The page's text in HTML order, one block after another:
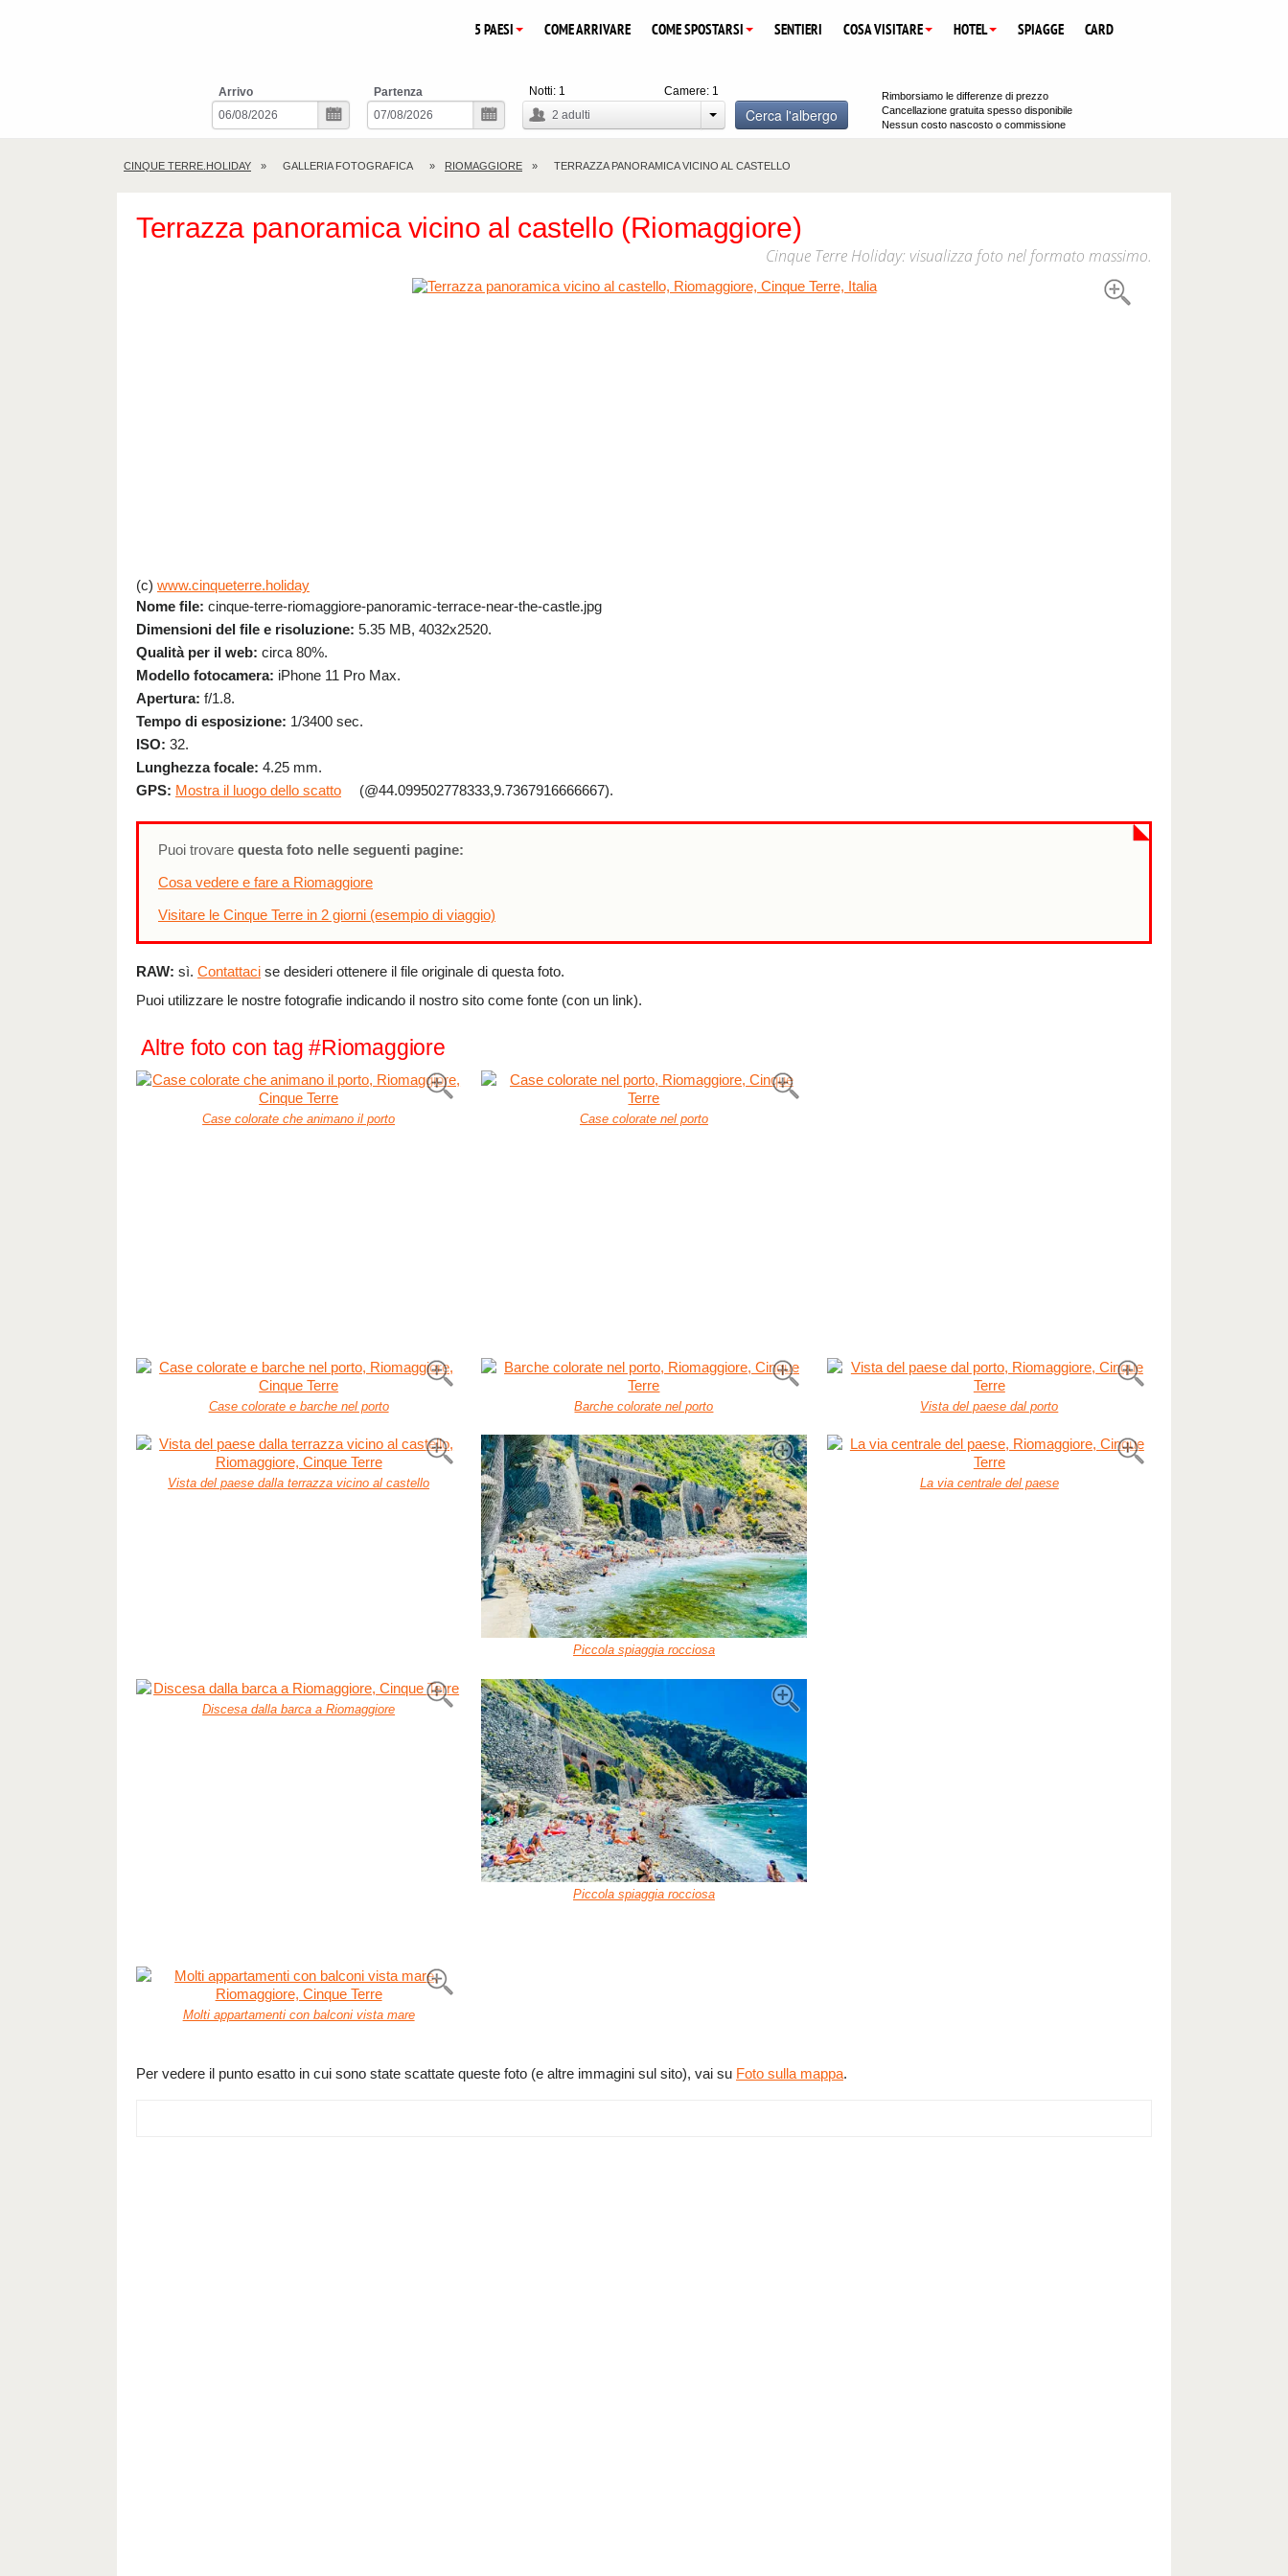
5 PAESI COME ARRIVARE COME SPOSTARSI SENTIERI COSA VISITARE HOTEL SPIAGGE CARD
Arrivo
Partenza
2 adulti
Notti: 1 Camere: 1
Cerca l'albergo
Rimborsiamo le differenze di prezzo
Cancellazione gratuita spesso disponibile
Nessun costo nascosto o commissione
CINQUE TERRE.HOLIDAY GALLERIA FOTOGRAFICA RIOMAGGIORE TERRAZZA PANORAMICA VICINO AL CASTELLO
Terrazza panoramica vicino al castello (Riomaggiore)
Cinque Terre Holiday: visualizza foto nel formato massimo.
(c) www.cinqueterre.holiday
Nome file: cinque-terre-riomaggiore-panoramic-terrace-near-the-castle.jpg
Dimensioni del file e risoluzione: 5.35 MB, 4032x2520.
Qualità per il web: circa 80%.
Modello fotocamera: iPhone 11 Pro Max.
Apertura: f/1.8.
Tempo di esposizione: 1/3400 sec.
ISO: 32.
Lunghezza focale: 4.25 mm.
GPS: Mostra il luogo dello scatto (@44.099502778333,9.7367916666667).
Puoi trovare questa foto nelle seguenti pagine:
Cosa vedere e fare a Riomaggiore
Visitare le Cinque Terre in 2 giorni (esempio di viaggio)
RAW: sì. Contattaci se desideri ottenere il file originale di questa foto.
Puoi utilizzare le nostre fotografie indicando il nostro sito come fonte (con un link).
Altre foto con tag #Riomaggiore
Case colorate che animano il porto Case colorate nel porto
Case colorate e barche nel porto Barche colorate nel porto Vista del paese dal porto
Vista del paese dalla terrazza vicino al castello
Piccola spiaggia rocciosa
La via centrale del paese
Discesa dalla barca a Riomaggiore
Piccola spiaggia rocciosa
Molti appartamenti con balconi vista mare
Per vedere il punto esatto in cui sono state scattate queste foto (e altre immagini sul sito), vai su Foto sulla mappa.